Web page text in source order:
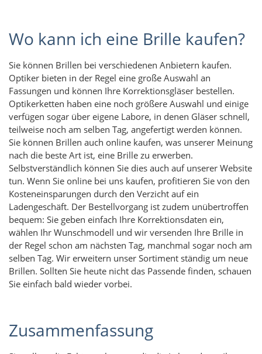
Wo kann ich eine Brille kaufen?
Sie können Brillen bei verschiedenen Anbietern kaufen.
Optiker bieten in der Regel eine große Auswahl an
Fassungen und können Ihre Korrektionsgläser bestellen.
Optikerketten haben eine noch größere Auswahl und einige
verfügen sogar über eigene Labore, in denen Gläser schnell,
teilweise noch am selben Tag, angefertigt werden können.
Sie können Brillen auch online kaufen, was unserer Meinung
nach die beste Art ist, eine Brille zu erwerben.
Selbstverständlich können Sie dies auch auf unserer Website
tun. Wenn Sie online bei uns kaufen, profitieren Sie von den
Kosteneinsparungen durch den Verzicht auf ein
Ladengeschäft. Der Bestellvorgang ist zudem unübertroffen
bequem: Sie geben einfach Ihre Korrektionsdaten ein,
wählen Ihr Wunschmodell und wir versenden Ihre Brille in
der Regel schon am nächsten Tag, manchmal sogar noch am
selben Tag. Wir erweitern unser Sortiment ständig um neue
Brillen. Sollten Sie heute nicht das Passende finden, schauen
Sie einfach bald wieder vorbei.
Zusammenfassung